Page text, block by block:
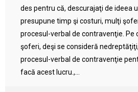
des pentru că, descurajaţi de ideea
presupune timp şi costuri, mulţi
procesul-verbal de contravenţie. Pe
şoferi, deşi se consideră
procesul-verbal de contravenţie
facă acest lucru.,...